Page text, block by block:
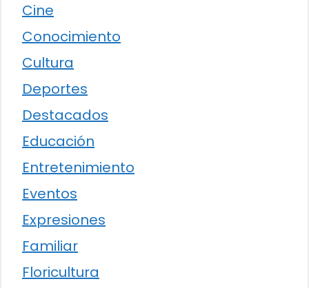
Cine
Conocimiento
Cultura
Deportes
Destacados
Educación
Entretenimiento
Eventos
Expresiones
Familiar
Floricultura